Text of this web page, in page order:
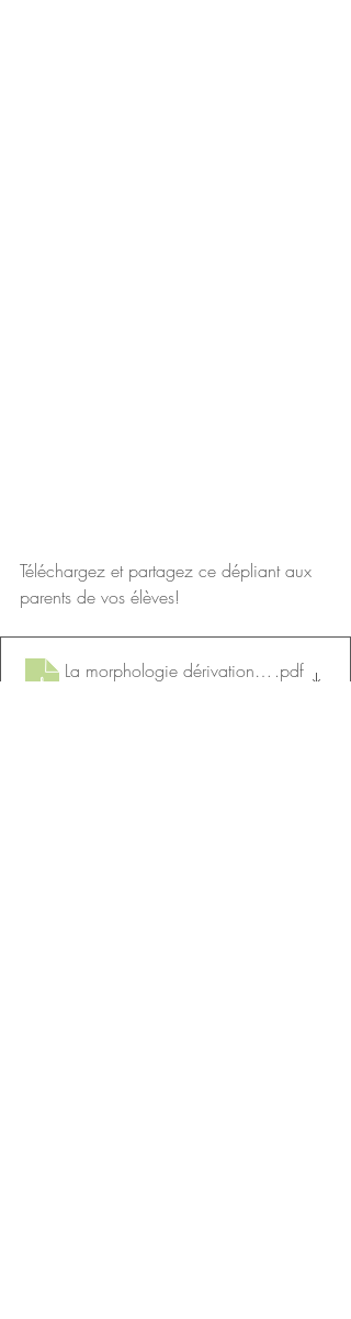
Téléchargez et partagez ce dépliant aux
parents de vos élèves!
La morphologie dérivationnelle et les
.pdf